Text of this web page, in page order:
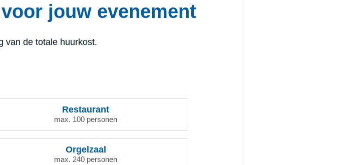
jouw evenement
van de totale huurkost.
Restaurant
max. 100 personen
Orgelzaal
max. 240 personen